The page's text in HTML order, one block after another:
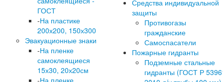
ГОСТ
-На пластике
200х200, 150х300
Эвакуационные знаки
-На пленке
самоклеящиеся
15х30, 20х20см
Средства индивидуальной
защиты
Противогазы
гражданские
Самоспасатели
Пожарные гидранты
Подземные стальные
гидранты (ГОСТ Р